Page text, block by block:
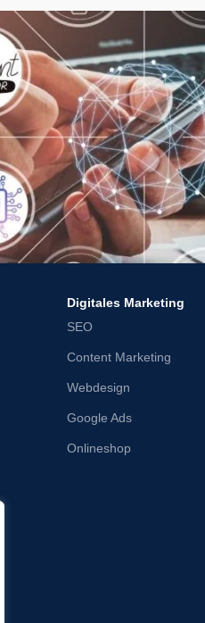
Digitales Marketing
SEO
Content Marketing
Webdesign
Google Ads
Onlineshop